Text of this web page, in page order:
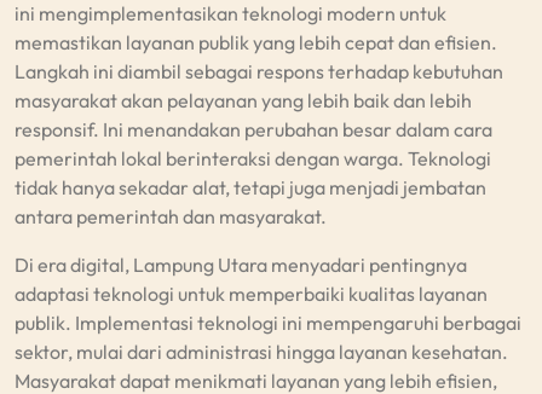
ini mengimplementasikan teknologi modern untuk
memastikan layanan publik yang lebih cepat dan efisien.
Langkah ini diambil sebagai respons terhadap kebutuhan
masyarakat akan pelayanan yang lebih baik dan lebih
responsif. Ini menandakan perubahan besar dalam cara
pemerintah lokal berinteraksi dengan warga. Teknologi
tidak hanya sekadar alat, tetapi juga menjadi jembatan
antara pemerintah dan masyarakat.
Di era digital, Lampung Utara menyadari pentingnya
adaptasi teknologi untuk memperbaiki kualitas layanan
publik. Implementasi teknologi ini mempengaruhi berbagai
sektor, mulai dari administrasi hingga layanan kesehatan.
Masyarakat dapat menikmati layanan yang lebih efisien,